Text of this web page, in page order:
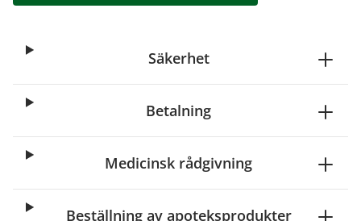
Säkerhet
Betalning
Medicinsk rådgivning
Beställning av apoteksprodukter